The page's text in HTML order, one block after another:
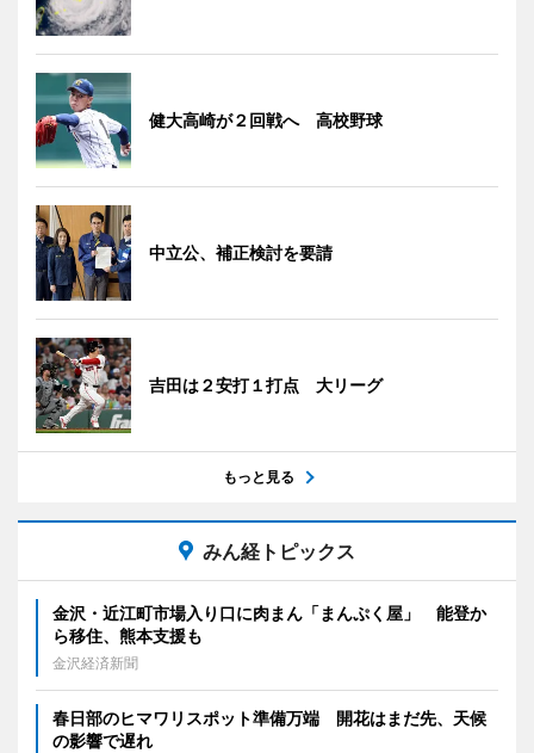
健大高崎が２回戦へ 高校野球
中立公、補正検討を要請
吉田は２安打１打点 大リーグ
もっと見る
みん経トピックス
金沢・近江町市場入り口に肉まん「まんぷく屋」 能登か
ら移住、熊本支援も
金沢経済新聞
春日部のヒマワリスポット準備万端 開花はまだ先、天候
の影響で遅れ